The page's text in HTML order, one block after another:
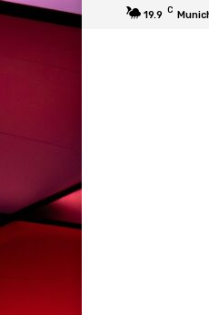
19.9 C